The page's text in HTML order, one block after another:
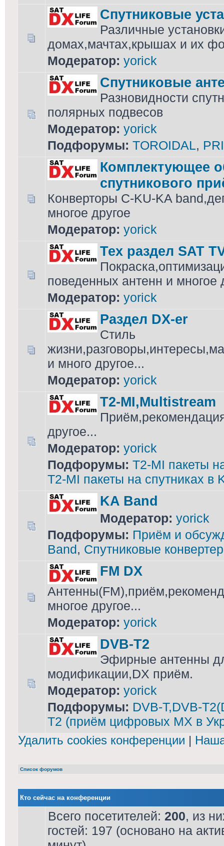
Спутниковые
Различные
домах,мачтах,крышах и их
Модератор: yorick
Спутниковые
Разновидности
полярных подвесов
Модератор: yorick
Подфорумы: TOROIDAL,
Комплектующее
спутникового
Конверторы C-KU-KA
многое другое
Модератор: yorick
Тех раздел SAT
поведенных антенн и многое
Модератор: yorick
Раздел DX-er
Стиль
и много другое...
Модератор: yorick
T2-MI,Multistream
другое...
Модератор: yorick
Подфорумы: T2-MI пакеты
T2-MI пакеты на спутниках в
KA Band
Модератор: yorick
Подфорумы: Приём и
Band, Спутниковые
FM DX
многое другое...
Модератор: yorick
DVB-T2
Эфирные антенны
модификации,DX приём.
Модератор: yorick
Подфорумы: DVB-T,DVB-
T2 (приём цифровых МХ в
Удалить cookies конференции |
Список форумов
Кто сейчас на конференции
Всего посетителей: 200, из
гостей: 197 (основано на